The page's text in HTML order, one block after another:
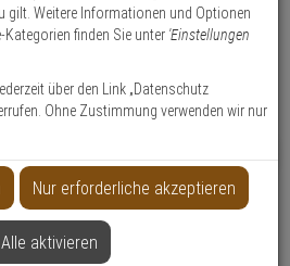
für A- & Q-Serie
- Modell: Hanwha Vision Zubehör
gilt. Weitere Informationen und Optionen
finden Sie unter 'Einstellungen
über den Link „Datenschutz
Ohne Zustimmung verwenden wir nur
Nur erforderliche akzeptieren
Alle aktivieren